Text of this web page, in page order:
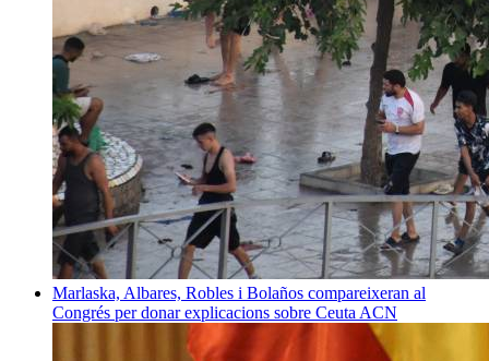
Marlaska, Albares, Robles i Bolaños compareixeran al
Congrés per donar explicacions sobre Ceuta ACN